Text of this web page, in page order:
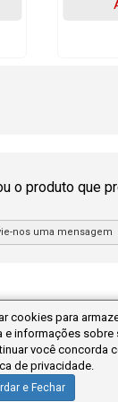
o produto que
nos uma mensagem
Tecnologia:
cookies para
e informações sobre
você concorda
de privacidade.
e Fechar